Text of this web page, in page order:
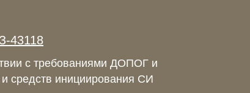
43118
с требованиями ДОПОГ и
средств инициирования СИ